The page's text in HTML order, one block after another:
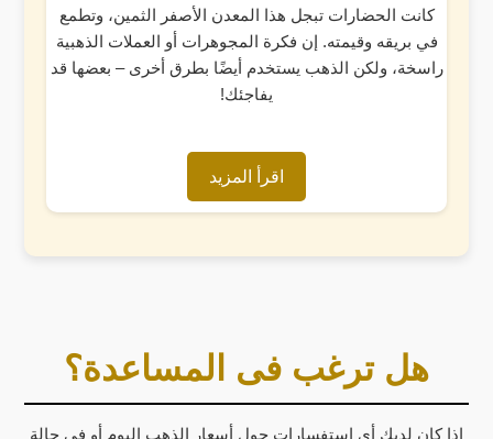
كانت الحضارات تبجل هذا المعدن الأصفر الثمين، وتطمع
في بريقه وقيمته. إن فكرة المجوهرات أو العملات الذهبية
راسخة، ولكن الذهب يستخدم أيضًا بطرق أخرى – بعضها قد
يفاجئك!
اقرأ المزيد
هل ترغب فى المساعدة؟
إذا كان لديك أي استفسارات حول أسعار الذهب اليوم أو في حالة